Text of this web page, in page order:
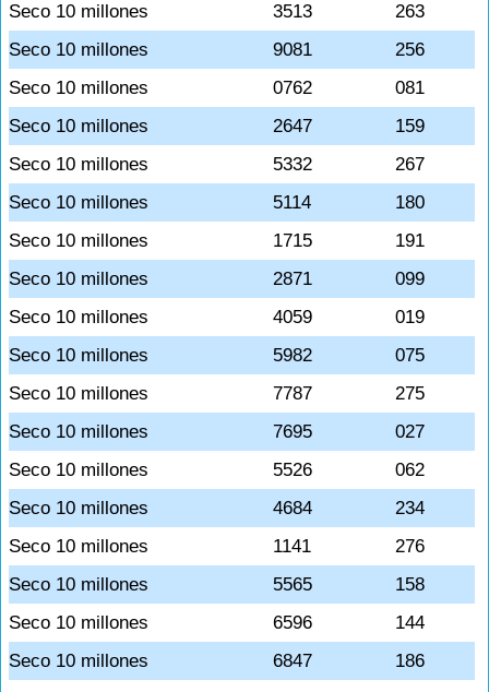
Seco 10 millones
3513
263
Seco 10 millones
9081
256
Seco 10 millones
0762
081
Seco 10 millones
2647
159
Seco 10 millones
5332
267
Seco 10 millones
5114
180
Seco 10 millones
1715
191
Seco 10 millones
2871
099
Seco 10 millones
4059
019
Seco 10 millones
5982
075
Seco 10 millones
7787
275
Seco 10 millones
7695
027
Seco 10 millones
5526
062
Seco 10 millones
4684
234
Seco 10 millones
1141
276
Seco 10 millones
5565
158
Seco 10 millones
6596
144
Seco 10 millones
6847 186